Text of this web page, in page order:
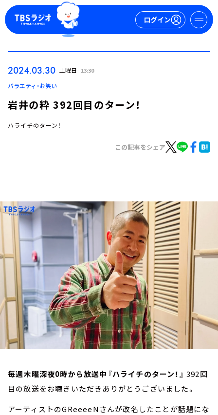
ログイン
ログイン
トピックス
TBS Podcast
お知らせ
イベント・グッズ
会社情報
2024.03.30 土曜日 13:30
バラエティ・お笑い
岩井の粋 392回目のターン！
ハライチのターン！
この記事をシェア
毎週木曜深夜0時から放送中『ハライチのターン！』 392回
目の放送をお聴きいただきありがとうございました。
アーティストのGReeeeNさんが改名したことが話題にな